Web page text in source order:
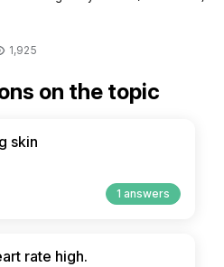
1,925
on the topic
skin
1 answers
rate high.